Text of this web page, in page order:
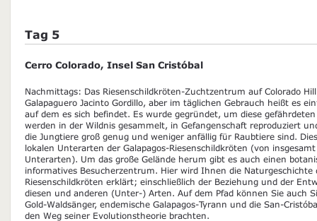
Tag 5
Cerro Colorado, Insel San Cristóbal
Nachmittags: Das Riesenschildkröten-Zuchtzentrum auf Colorado
Galapaguero Jacinto Gordillo, aber im täglichen Gebrauch heißt es
auf dem es sich befindet. Es wurde gegründet, um diese
werden in der Wildnis gesammelt, in Gefangenschaft reproduziert
die Jungtiere groß genug und weniger anfällig für Raubtiere sind.
lokalen Unterarten der Galapagos-Riesenschildkröten (von
Unterarten). Um das große Gelände herum gibt es auch einen
informatives Besucherzentrum. Hier wird Ihnen die Naturgeschichte
Riesenschildkröten erklärt; einschließlich der Beziehung und der
diesen und anderen (Unter-) Arten. Auf dem Pfad können Sie auch
Gold-Waldsänger, endemische Galapagos-Tyrann und die San-
den Weg seiner Evolutionstheorie brachten.